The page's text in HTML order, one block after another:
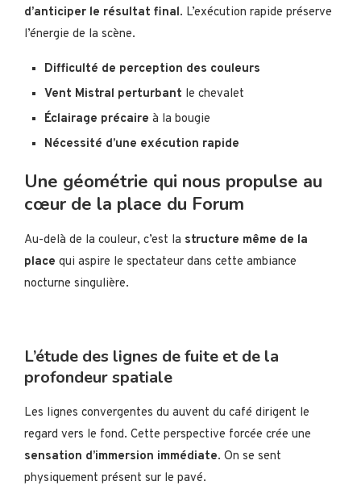
d’anticiper le résultat final. L’exécution rapide préserve
l’énergie de la scène.
Difficulté de perception des couleurs
Vent Mistral perturbant le chevalet
Éclairage précaire à la bougie
Nécessité d’une exécution rapide
Une géométrie qui nous propulse au
cœur de la place du Forum
Au-delà de la couleur, c’est la structure même de la
place qui aspire le spectateur dans cette ambiance
nocturne singulière.
L’étude des lignes de fuite et de la
profondeur spatiale
Les lignes convergentes du auvent du café dirigent le
regard vers le fond. Cette perspective forcée crée une
sensation d’immersion immédiate. On se sent
physiquement présent sur le pavé.